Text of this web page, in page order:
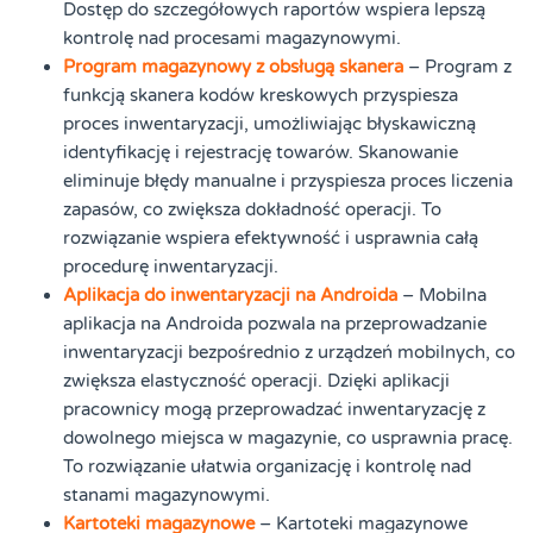
Dostęp do szczegółowych raportów wspiera lepszą
kontrolę nad procesami magazynowymi.
Program magazynowy z obsługą skanera – Program z
funkcją skanera kodów kreskowych przyspiesza
proces inwentaryzacji, umożliwiając błyskawiczną
identyfikację i rejestrację towarów. Skanowanie
eliminuje błędy manualne i przyspiesza proces liczenia
zapasów, co zwiększa dokładność operacji. To
rozwiązanie wspiera efektywność i usprawnia całą
procedurę inwentaryzacji.
Aplikacja do inwentaryzacji na Androida – Mobilna
aplikacja na Androida pozwala na przeprowadzanie
inwentaryzacji bezpośrednio z urządzeń mobilnych, co
zwiększa elastyczność operacji. Dzięki aplikacji
pracownicy mogą przeprowadzać inwentaryzację z
dowolnego miejsca w magazynie, co usprawnia pracę.
To rozwiązanie ułatwia organizację i kontrolę nad
stanami magazynowymi.
Kartoteki magazynowe– Kartoteki magazynowe